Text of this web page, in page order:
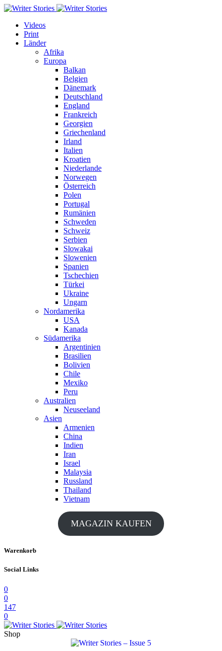
Videos
Print
Länder
Afrika
Europa
Balkan
Belgien
Dänemark
Deutschland
England
Frankreich
Georgien
Griechenland
Irland
Italien
Kroatien
Niederlande
Norwegen
Österreich
Polen
Portugal
Rumänien
Schweden
Schweiz
Serbien
Slowakai
Slowenien
Spanien
Tschechien
Türkei
Ukraine
Ungarn
Nordamerika
USA
Kanada
Südamerika
Argentinien
Brasilien
Bolivien
Chile
Mexiko
Peru
Australien
Neuseeland
Asien
Armenien
China
Indien
Iran
Israel
Malaysia
Russland
Thailand
Vietnam
MAGAZIN KAUFEN
Warenkorb
Social Links
0
0
147
0
Shop